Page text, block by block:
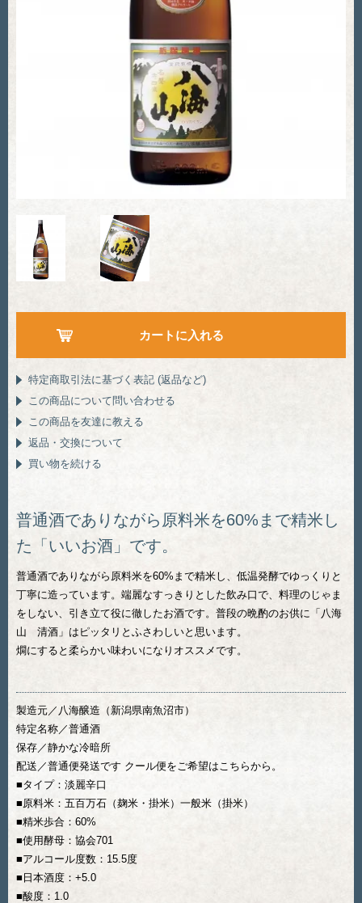
特定商取引法に基づく表記 (返品など)
この商品について問い合わせる
この商品を友達に教える
返品・交換について
買い物を続ける
普通酒でありながら原料米を60%まで精米し
た「いいお酒」です。
普通酒でありながら原料米を60%まで精米し、低温発酵でゆっくりと
丁寧に造っています。端麗なすっきりとした飲み口で、料理のじゃま
をしない、引き立て役に徹したお酒です。普段の晩酌のお供に「八海
山 清酒」はピッタリとふさわしいと思います。
燗にすると柔らかい味わいになりオススメです。
製造元／八海醸造（新潟県南魚沼市）
特定名称／普通酒
保存／静かな冷暗所
配送／普通便発送です クール便をご希望はこちらから。
■タイプ：淡麗辛口
■原料米：五百万石（麹米・掛米）一般米（掛米）
■精米歩合：60%
■使用酵母：協会701
■アルコール度数：15.5度
■日本酒度：+5.0
■酸度：1.0